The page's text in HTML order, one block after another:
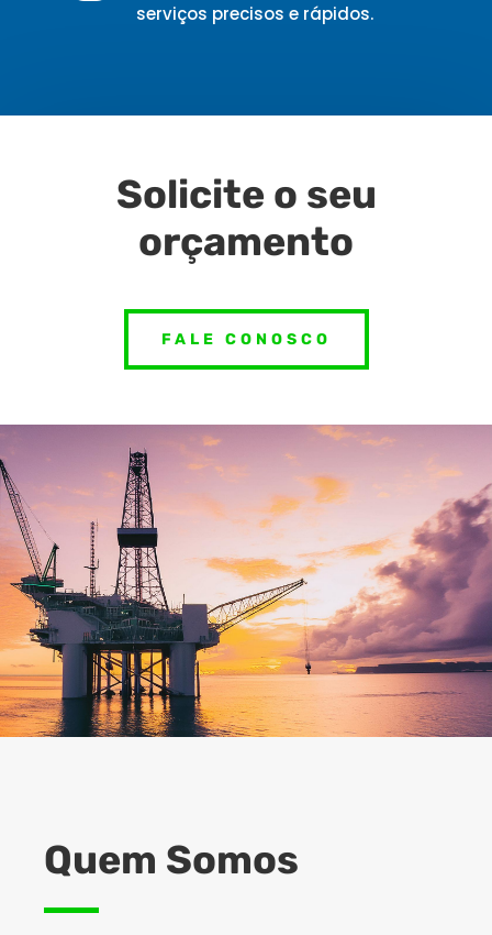
serviços precisos e rápidos.
Solicite o seu
orçamento
FALE CONOSCO
Quem Somos